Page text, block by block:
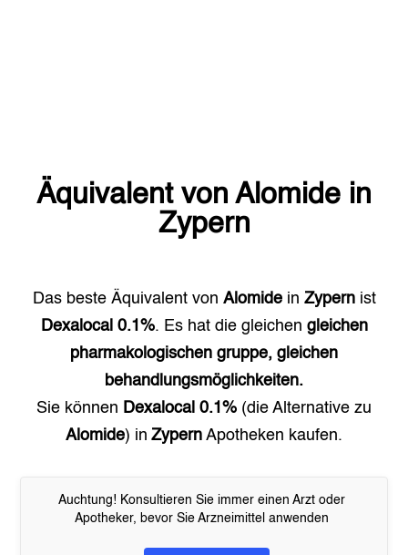
Äquivalent von Alomide in
Zypern
Das beste Äquivalent von Alomidein Zypernist
Dexalocal 0.1%. Es hat die gleichen gleichen
pharmakologischen gruppe, gleichen
behandlungsmöglichkeiten.
Sie können Dexalocal 0.1% (die Alternative zu
Alomide) in Zypern Apotheken kaufen.
Auchtung! Konsultieren Sie immer einen Arzt oder
Apotheker, bevor Sie Arzneimittel anwenden